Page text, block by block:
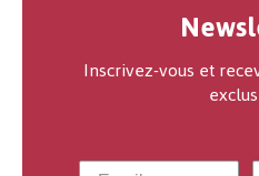
Inscrivez-vous et